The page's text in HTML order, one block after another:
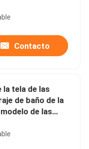
pedazo
Contacto
la tela de las
de baño de la
de las
de una pieza